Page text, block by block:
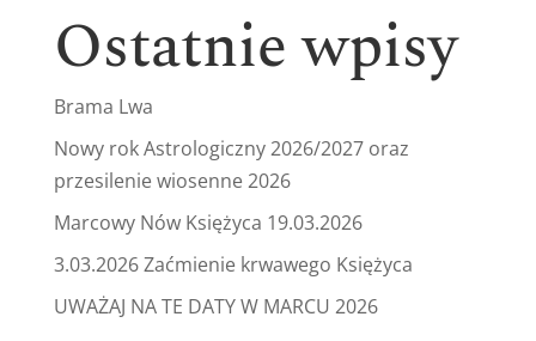
Ostatnie wpisy
Brama Lwa
Nowy rok Astrologiczny 2026/2027 oraz
przesilenie wiosenne 2026
Marcowy Nów Księżyca 19.03.2026
3.03.2026 Zaćmienie krwawego Księżyca
UWAŻAJ NA TE DATY W MARCU 2026